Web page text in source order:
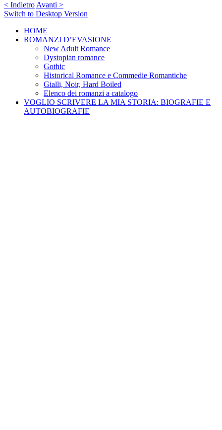
< IndietroAvanti >
Switch to Desktop Version
HOME
ROMANZI D’EVASIONE
New Adult Romance
Dystopian romance
Gothic
Historical Romance e Commedie Romantiche
Gialli, Noir, Hard Boiled
Elenco dei romanzi a catalogo
VOGLIO SCRIVERE LA MIA STORIA: BIOGRAFIE E
AUTOBIOGRAFIE